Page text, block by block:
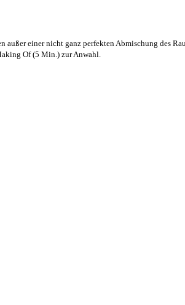
einer nicht ganz perfekten Abmischung des
Of (5 Min.) zur Anwahl.